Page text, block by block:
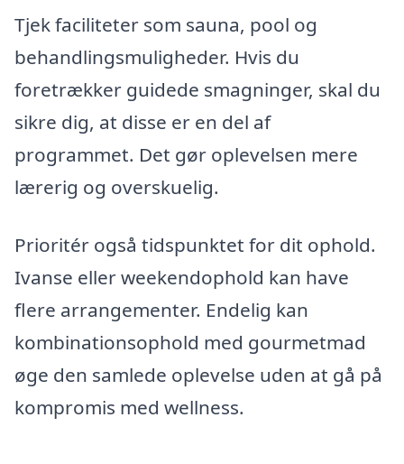
Tjek faciliteter som sauna, pool og
behandlingsmuligheder. Hvis du
foretrækker guidede smagninger, skal du
sikre dig, at disse er en del af
programmet. Det gør oplevelsen mere
lærerig og overskuelig.
Prioritér også tidspunktet for dit ophold.
Ivanse eller weekendophold kan have
flere arrangementer. Endelig kan
kombinationsophold med gourmetmad
øge den samlede oplevelse uden at gå på
kompromis med wellness.